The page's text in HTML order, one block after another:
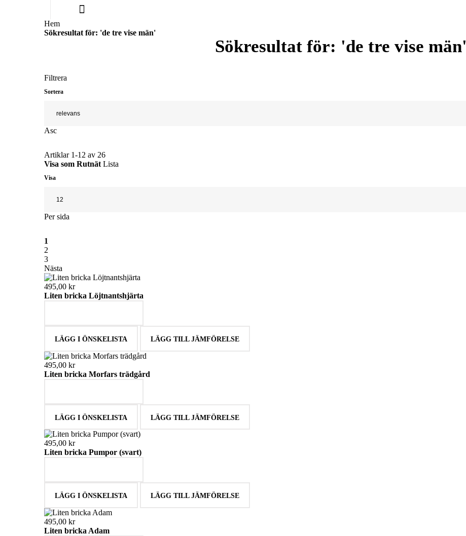
Hem
Sökresultat för: 'de tre vise män'
Sökresultat för: 'de tre vise män'
Filtrera
Sortera
Asc
Artiklar 1-12 av 26
Visa som Rutnät Lista
Visa
Per sida
1
2
3
Nästa
495,00 kr
Liten bricka Löjtnantshjärta
LÄGG I ÖNSKELISTA LÄGG TILL JÄMFÖRELSE
495,00 kr
Liten bricka Morfars trädgård
LÄGG I ÖNSKELISTA LÄGG TILL JÄMFÖRELSE
495,00 kr
Liten bricka Pumpor (svart)
LÄGG I ÖNSKELISTA LÄGG TILL JÄMFÖRELSE
495,00 kr
Liten bricka Adam